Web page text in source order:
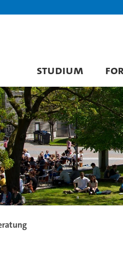
STUDIUM